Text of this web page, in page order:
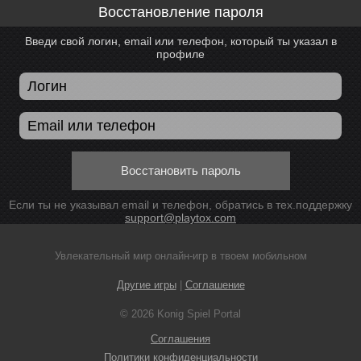
Восстановление пароля
Введи свой логин, email или телефон, который ты указал в
профиле
Восстановить пароль
Если ты не указывал email и телефон, обратись в тех.поддержку
support@playtox.com
Увлекательный мир онлайн-игр в твоем мобильном
Другие игры| Соглашение
© 2026 Konig Spiel Portal
Соглашения
Политики конфиденциальности